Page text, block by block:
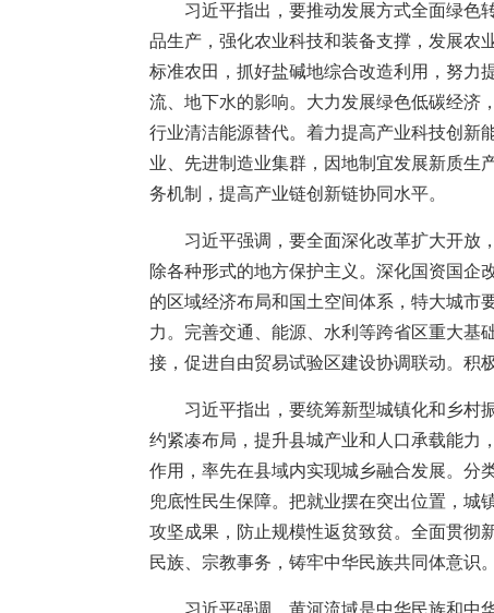
习近平指出，要推动发展方式全面绿色
品生产，强化农业科技和装备支撑，发展农
标准农田，抓好盐碱地综合改造利用，努力
流、地下水的影响。大力发展绿色低碳经济
行业清洁能源替代。着力提高产业科技创新
业、先进制造业集群，因地制宜发展新质生
务机制，提高产业链创新链协同水平。
习近平强调，要全面深化改革扩大开放
除各种形式的地方保护主义。深化国资国企
的区域经济布局和国土空间体系，特大城市
力。完善交通、能源、水利等跨省区重大基
接，促进自由贸易试验区建设协调联动。积
习近平指出，要统筹新型城镇化和乡村
约紧凑布局，提升县城产业和人口承载能力
作用，率先在县域内实现城乡融合发展。分
兜底性民生保障。把就业摆在突出位置，城
攻坚成果，防止规模性返贫致贫。全面贯彻
民族、宗教事务，铸牢中华民族共同体意识。